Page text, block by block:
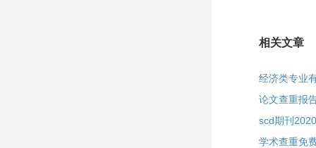
相关文章
经济类专业
论文查重报
scd期刊
学术查重免